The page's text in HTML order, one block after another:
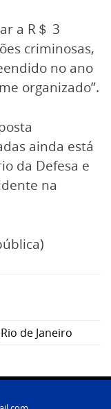
a R＄ 3
criminosas,
no ano
organizado”.
ainda está
da Defesa e
na
Rio de Janeiro